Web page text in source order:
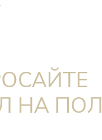
НА ПОЛ